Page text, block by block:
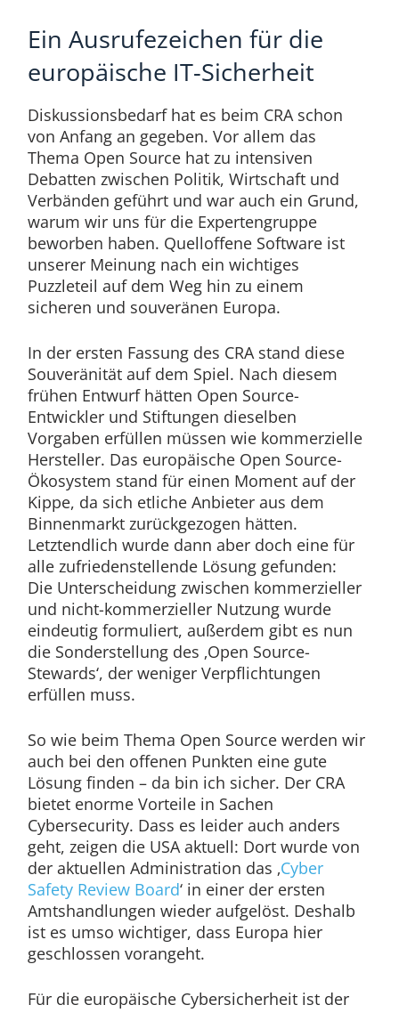
Ein Ausrufezeichen für die
europäische IT-Sicherheit
Diskussionsbedarf hat es beim CRA schon
von Anfang an gegeben. Vor allem das
Thema Open Source hat zu intensiven
Debatten zwischen Politik, Wirtschaft und
Verbänden geführt und war auch ein Grund,
warum wir uns für die Expertengruppe
beworben haben. Quelloffene Software ist
unserer Meinung nach ein wichtiges
Puzzleteil auf dem Weg hin zu einem
sicheren und souveränen Europa.
In der ersten Fassung des CRA stand diese
Souveränität auf dem Spiel. Nach diesem
frühen Entwurf hätten Open Source-
Entwickler und Stiftungen dieselben
Vorgaben erfüllen müssen wie kommerzielle
Hersteller. Das europäische Open Source-
Ökosystem stand für einen Moment auf der
Kippe, da sich etliche Anbieter aus dem
Binnenmarkt zurückgezogen hätten.
Letztendlich wurde dann aber doch eine für
alle zufriedenstellende Lösung gefunden:
Die Unterscheidung zwischen kommerzieller
und nicht-kommerzieller Nutzung wurde
eindeutig formuliert, außerdem gibt es nun
die Sonderstellung des ‚Open Source-
Stewards‘, der weniger Verpflichtungen
erfüllen muss.
So wie beim Thema Open Source werden wir
auch bei den offenen Punkten eine gute
Lösung finden – da bin ich sicher. Der CRA
bietet enorme Vorteile in Sachen
Cybersecurity. Dass es leider auch anders
geht, zeigen die USA aktuell: Dort wurde von
der aktuellen Administration das ‚Cyber
Safety Review Board‘ in einer der ersten
Amtshandlungen wieder aufgelöst. Deshalb
ist es umso wichtiger, dass Europa hier
geschlossen vorangeht.
Für die europäische Cybersicherheit ist der